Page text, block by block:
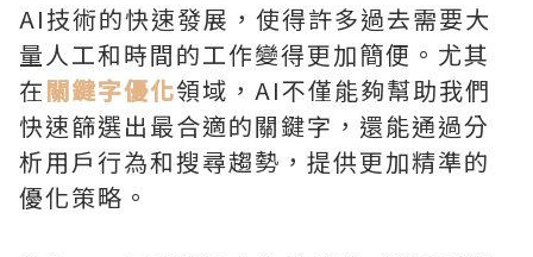
AI技術的快速發展，使得許多過去需要大
量人工和時間的工作變得更加簡便。尤其
在關鍵字優化領域，AI不僅能夠幫助我們
快速篩選出最合適的關鍵字，還能通過分
析用戶行為和搜尋趨勢，提供更加精準的
優化策略。